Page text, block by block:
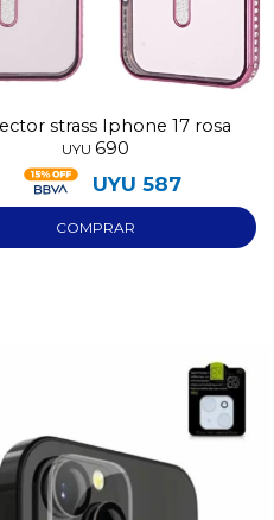
strass Iphone 17 rosa
UYU 690
UYU 587